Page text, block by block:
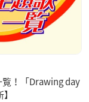
覧！「Drawing day